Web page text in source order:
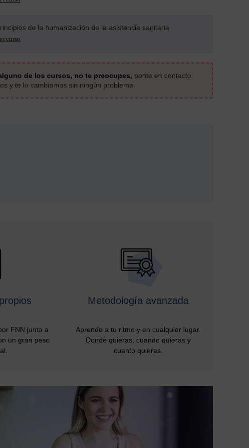
de la humanización de la asistencia sanitaria
de los cursos, no te preocupes, ponte en contacto
y te lo cambiamos sin ningún problema.
FNN junto a
un gran peso
Metodología avanzada
Aprende a tu ritmo y en cualquier lugar.
Donde quieras, cuando quieras y
cuanto quieras.